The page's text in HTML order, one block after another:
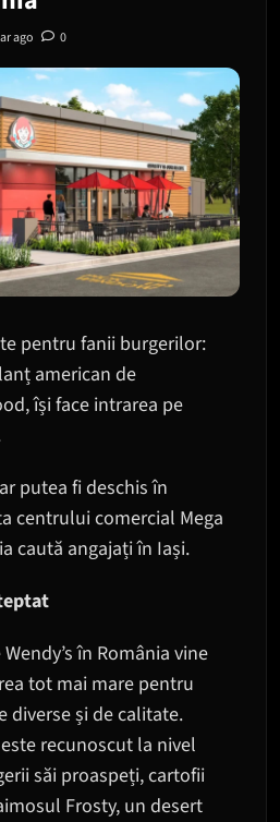
ago 0
pentru fanii burgerilor:
american de
își face intrarea pe
putea fi deschis în
centrului comercial Mega
caută angajați în Iași.
în România vine
tot mai mare pentru
diverse și de calitate.
recunoscut la nivel
săi proaspeți, cartofii
Frosty, un desert